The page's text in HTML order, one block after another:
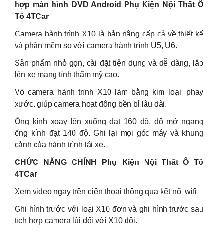
hợp màn hình DVD Android Phụ Kiện Nội Thất Ô
Tô 4TCar
Camera hành trình X10 là bản nâng cấp cả về thiết kế
và phần mềm so với camera hành trình U5, U6.
Sản phẩm nhỏ gọn, cài đặt tiện dụng và dễ dàng, lắp
lên xe mang tính thẩm mỹ cao.
Vỏ camera hành trình X10 làm bằng kim loại, phay
xước, giúp camera hoạt động bền bỉ lâu dài.
Ống kính xoay lên xuống đạt 160 độ, độ mở ngang
ống kính đạt 140 độ. Ghi lại mọi góc máy và khung
cảnh của hành trình lái xe.
CHỨC NĂNG CHÍNH Phụ Kiện Nội Thất Ô Tô
4TCar
Xem video ngay trên điện thoại thông qua kết nối wifi
Ghi hình trước với loại X10 đơn và ghi hình trước sau
tích hợp camera lùi đối với X10 đôi.